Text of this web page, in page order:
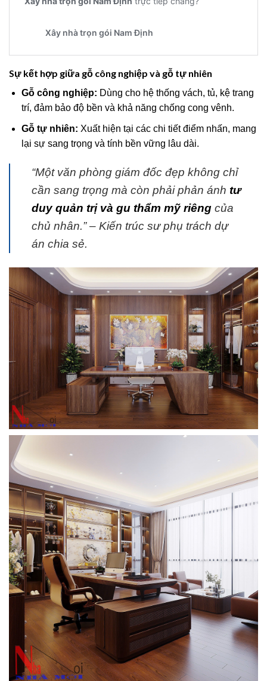
Sự kết hợp giữa gỗ công nghiệp và gỗ tự nhiên
Gỗ công nghiệp: Dùng cho hệ thống vách, tủ, kệ trang
trí, đảm bảo độ bền và khả năng chống cong vênh.
Gỗ tự nhiên: Xuất hiện tại các chi tiết điểm nhấn, mang
lại sự sang trọng và tính bền vững lâu dài.
“Một văn phòng giám đốc đẹp không chỉ
cần sang trọng mà còn phải phản ánh tư
duy quản trị và gu thẩm mỹ riêng của
chủ nhân.” – Kiến trúc sư phụ trách dự
án chia sẻ.